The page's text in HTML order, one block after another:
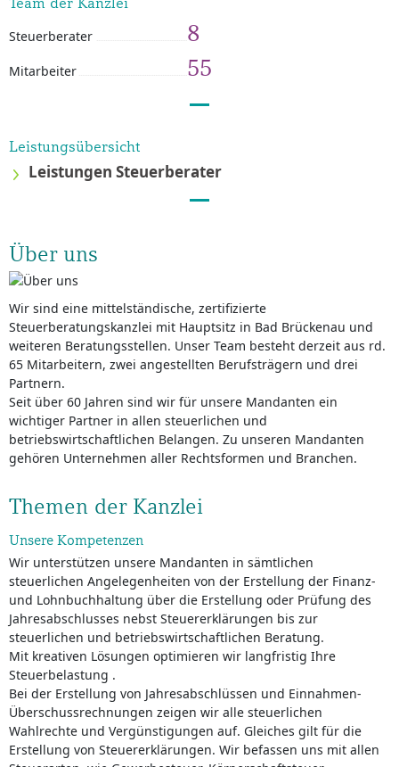
Steuerberater 8
Mitarbeiter 55
Leistungsübersicht
Leistungen Steuerberater
Über uns
Wir sind eine mittelständische, zertifizierte
Steuerberatungskanzlei mit Hauptsitz in Bad Brückenau und
weiteren Beratungsstellen. Unser Team besteht derzeit aus rd.
65 Mitarbeitern, zwei angestellten Berufsträgern und drei
Partnern.
Seit über 60 Jahren sind wir für unsere Mandanten ein
wichtiger Partner in allen steuerlichen und
betriebswirtschaftlichen Belangen. Zu unseren Mandanten
gehören Unternehmen aller Rechtsformen und Branchen.
Themen der Kanzlei
Unsere Kompetenzen
Wir unterstützen unsere Mandanten in sämtlichen
steuerlichen Angelegenheiten von der Erstellung der Finanz-
und Lohnbuchhaltung über die Erstellung oder Prüfung des
Jahresabschlusses nebst Steuererklärungen bis zur
steuerlichen und betriebswirtschaftlichen Beratung.
Mit kreativen Lösungen optimieren wir langfristig Ihre
Steuerbelastung .
Bei der Erstellung von Jahresabschlüssen und Einnahmen-
Überschussrechnungen zeigen wir alle steuerlichen
Wahlrechte und Vergünstigungen auf. Gleiches gilt für die
Erstellung von Steuererklärungen. Wir befassen uns mit allen